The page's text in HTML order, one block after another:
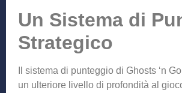
Un Sistema di
Strategico
Il sistema di punteggio di Ghosts ‘n
un ulteriore livello di profondità al